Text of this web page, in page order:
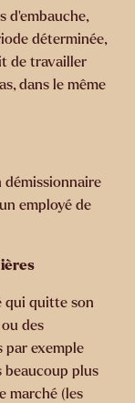
déterminée,
de travailler
dans le même
démissionnaire
employé de
qui quitte son
des
par exemple
beaucoup plus
marché (les